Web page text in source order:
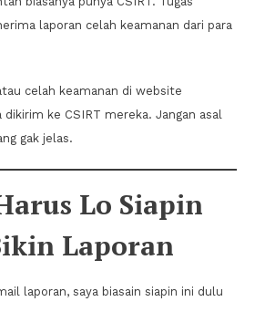
laporan celah keamanan dari para
celah keamanan di website
ke CSIRT mereka. Jangan asal
gak jelas.
Lo Siapin
Laporan
laporan, saya biasain siapin ini dulu